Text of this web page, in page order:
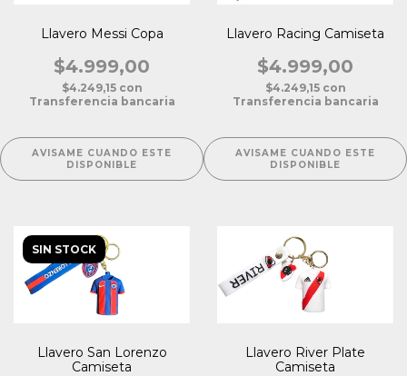
Llavero Messi Copa
$4.999,00
$4.249,15 con
Transferencia bancaria
AVISAME CUANDO ESTE
DISPONIBLE
Llavero Racing Camiseta
$4.999,00
$4.249,15 con
Transferencia bancaria
AVISAME CUANDO ESTE
DISPONIBLE
SIN STOCK
Llavero San Lorenzo
Camiseta
Llavero River Plate
Camiseta